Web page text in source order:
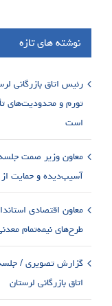
نوشته های تازه
رئیس اتاق بازرگانی
تورم و محدودیت‌های
است
معاون وزیر صمت
آسیب‌دیده و حمایت
معاون اقتصادی
طرح‌های نیمه‌تمام
گزارش تصویری /
اتاق بازرگانی لرستان